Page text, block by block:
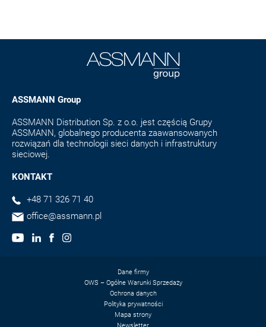
ASSMANN Group
ASSMANN Distribution Sp. z o.o. jest częścią Grupy
ASSMANN, globalnego producenta zaawansowanych
rozwiązań dla technologii sieci danych i infrastruktury
sieciowej.
KONTAKT
+48 71 326 71 40
office@assmann.pl
Dane firmy
OWS – Ogólne Warunki Sprzedaży
Ochrona danych
Polityka prywatności
Mapa strony